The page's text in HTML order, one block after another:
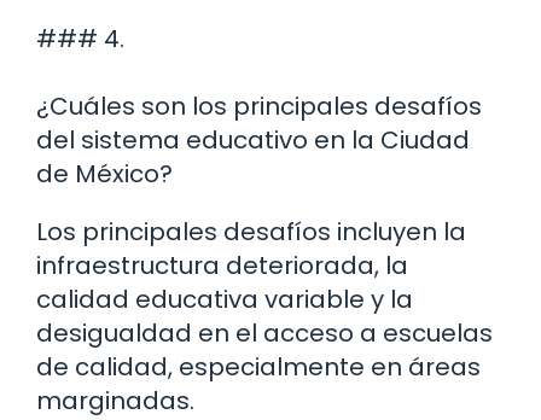
### 4.
¿Cuáles son los principales desafíos
del sistema educativo en la Ciudad
de México?
Los principales desafíos incluyen la
infraestructura deteriorada, la
calidad educativa variable y la
desigualdad en el acceso a escuelas
de calidad, especialmente en áreas
marginadas.